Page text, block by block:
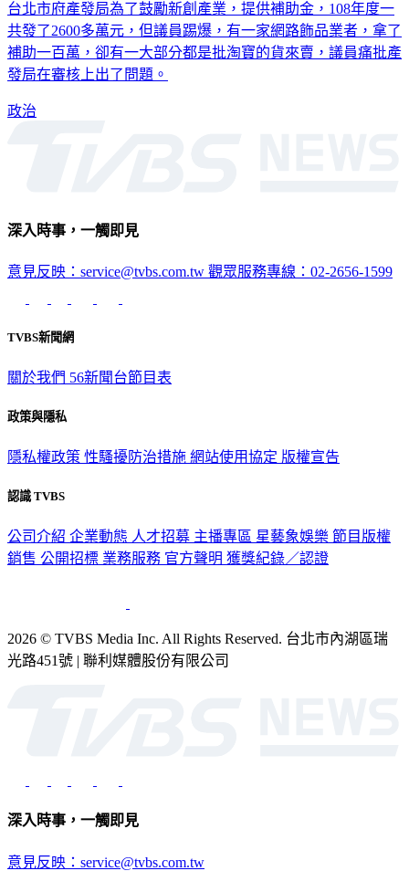
台北市府產發局為了鼓勵新創產業，提供補助金，108年度一
共發了2600多萬元，但議員踢爆，有一家網路飾品業者，拿了
補助一百萬，卻有一大部分都是批淘寶的貨來賣，議員痛批產
發局在審核上出了問題。
政治
深入時事，一觸即見
意見反映：service@tvbs.com.tw 觀眾服務專線：02-2656-1599
TVBS新聞網
關於我們 56新聞台節目表
政策與隱私
隱私權政策 性騷擾防治措施 網站使用協定 版權宣告
認識 TVBS
公司介紹 企業動態 人才招募 主播專區 星藝象娛樂 節目版權
銷售 公開招標 業務服務 官方聲明 獲獎紀錄／認證
2026 © TVBS Media Inc. All Rights Reserved. 台北市內湖區瑞
光路451號 | 聯利媒體股份有限公司
深入時事，一觸即見
意見反映：service@tvbs.com.tw